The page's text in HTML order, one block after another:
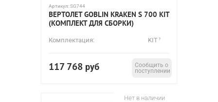
Артикул:SG744
ВЕРТОЛЕТ GOBLIN KRAKEN S 700 KIT
(КОМПЛЕКТ ДЛЯ СБОРКИ)
Комплектация: KIT
117 768 руб
Сообщить о
поступлении
Нет в наличии